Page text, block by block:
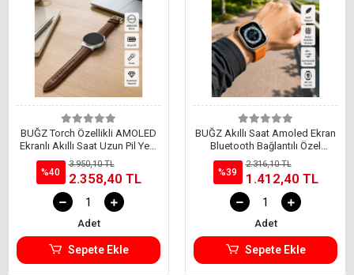
BUĞZ Torch Özellikli AMOLED
Ekranlı Akıllı Saat Uzun Pil Yeni
Nesil
%40
3.950,10 TL
2.358,40 TL
Adet
Sepete Ekle
BUĞZ Akıllı Saat Amoled Ekran
Bluetooth Bağlantılı Özel
Tasarım Unısex
%39
2.316,10 TL
1.412,40 TL
Adet
Sepete Ekle